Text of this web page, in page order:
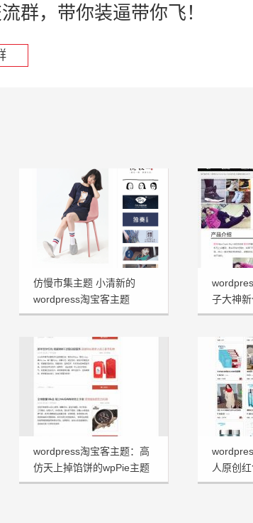
群，带你装逼带你飞！
仿慢市集主题 小清新的
wordpress淘宝客主题
子大神
Ptao
wordpress淘宝客主题：高
仿天上掉馅饼的wpPie主题
分享
人原创